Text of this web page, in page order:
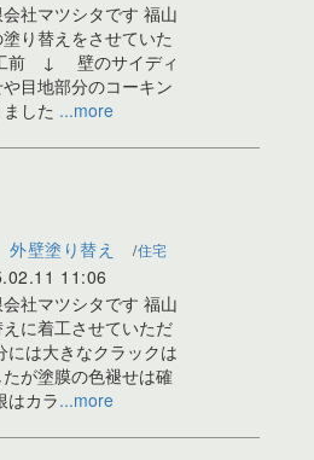
社マツシタです 福山
り替えをさせていた
前 ↓ 壁のサイディ
目地部分のコーキン
した ...more
壁塗り替え
住宅
11:06
社マツシタです 福山
に着工させていただ
は大きなクラックは
が塗膜の色褪せは確
カラ...more